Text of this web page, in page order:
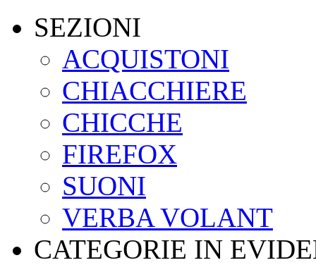
SEZIONI
ACQUISTONI
CHIACCHIERE
CHICCHE
FIREFOX
SUONI
VERBA VOLANT
CATEGORIE IN